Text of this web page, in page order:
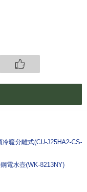
暖分離式(CU-J25HA2-CS-
電水壺(WK-8213NY)